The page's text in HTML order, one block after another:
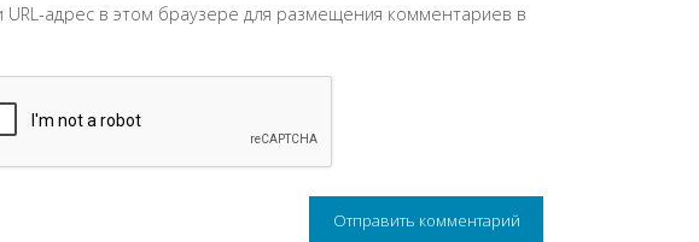
адрес в этом браузере для размещения комментариев в